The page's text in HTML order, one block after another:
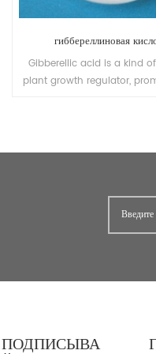
гиббереллиновая
Gibberellic acid is a kind
plant growth regulator,
fruit, vegetables and
ПОДПИСЫВА